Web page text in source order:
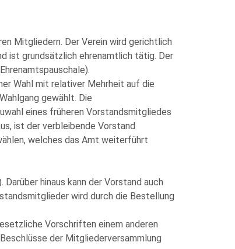
Mitgliedern. Der Verein wird gerichtlich
ist grundsätzlich ehrenamtlich tätig. Der
Wahl mit relativer Mehrheit auf die
gewählt. Die
eines früheren Vorstandsmitgliedes
ist der verbleibende Vorstand
welches das Amt weiterführt
hinaus kann der Vorstand auch
wird durch die Bestellung
Vorschriften einem anderen
der Mitgliederversammlung